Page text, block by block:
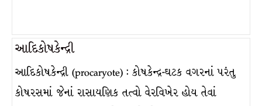
આદિકોષકેન્દ્રી
આદિકોષકેન્દ્રી (procaryote) : કોષકેન્દ્ર-ઘટક વગરનાં પરંતુ
કોષરસમાં જેનાં રાસાયણિક તત્વો વેરવિખેર હોય તેવાં